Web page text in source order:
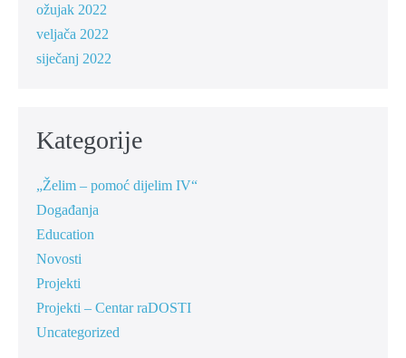
ožujak 2022
veljača 2022
siječanj 2022
Kategorije
„Želim – pomoć dijelim IV“
Događanja
Education
Novosti
Projekti
Projekti – Centar raDOSTI
Uncategorized